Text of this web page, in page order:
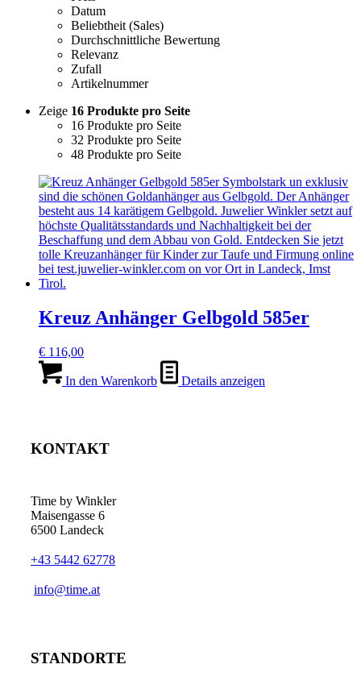
Datum
Beliebtheit (Sales)
Durchschnittliche Bewertung
Relevanz
Zufall
Artikelnummer
Zeige 16 Produkte pro Seite
16 Produkte pro Seite
32 Produkte pro Seite
48 Produkte pro Seite
Kreuz Anhänger Gelbgold 585er
€ 116,00
In den Warenkorb Details anzeigen
KONTAKT
Time by Winkler
Maisengasse 6
6500 Landeck
+43 5442 62778
­info@time.at
STANDORTE